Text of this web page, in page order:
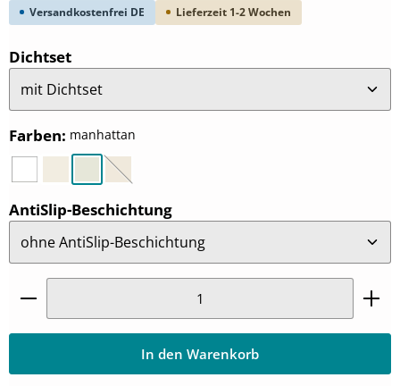
Versandkostenfrei DE Lieferzeit 1-2 Wochen
Dichtsetauswählen
Farbenauswählen
: manhattan
weiß pergamonmanhattanbahama-beige
(Diese Option ist zurzeit nicht verfügbar.)
AntiSlip-Beschichtungauswählen
Produkt Anzahl: Gib den gewünschten Wert ein
In den Warenkorb